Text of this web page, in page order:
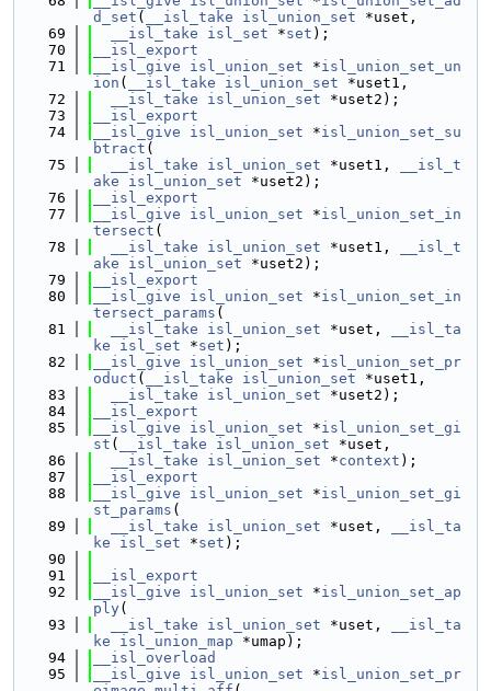
d_set ( __isl_take isl_union_set *uset,
   69
__isl_take isl_set *set );
   70
__isl_export
   71
__isl_give isl_union_set *isl_union_set_un
ion ( __isl_take isl_union_set *uset1,
   72
__isl_take isl_union_set *uset2);
   73
__isl_export
   74
__isl_give isl_union_set *isl_union_set_su
btract (
   75
__isl_take isl_union_set *uset1,
__isl_t
ake
isl_union_set *uset2);
   76
__isl_export
   77
__isl_give isl_union_set *isl_union_set_in
tersect (
   78
__isl_take isl_union_set *uset1,
__isl_t
ake
isl_union_set *uset2);
   79
__isl_export
   80
__isl_give isl_union_set *isl_union_set_in
tersect_params (
   81
__isl_take isl_union_set *uset,
__isl_ta
ke
isl_set *set );
   82
__isl_give isl_union_set *isl_union_set_pr
oduct ( __isl_take isl_union_set *uset1,
   83
__isl_take isl_union_set *uset2);
   84
__isl_export
   85
__isl_give isl_union_set *isl_union_set_gi
st ( __isl_take isl_union_set *uset,
   86
__isl_take isl_union_set *context );
   87
__isl_export
   88
__isl_give isl_union_set *isl_union_set_gi
st_params (
   89
__isl_take isl_union_set *uset,
__isl_ta
ke
isl_set *set );
   90
   91
__isl_export
   92
__isl_give isl_union_set *isl_union_set_ap
ply(
   93
__isl_take isl_union_set *uset,
__isl_ta
ke
isl_union_map *umap);
   94
__isl_overload
   95
__isl_give isl_union_set *isl_union_set_pr